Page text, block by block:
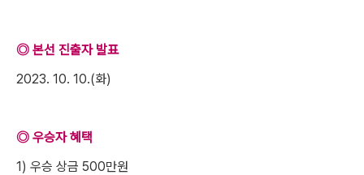
◎ 본선 진출자 발표
2023. 10. 10.(화)
◎ 우승자 혜택
1) 우승 상금 500만원